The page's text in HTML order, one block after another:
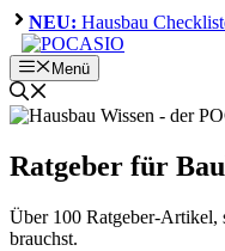
Zum
Inhalt
springen
NEU: Hausbau
Menü
Ratgeber für
Über 100 Ratgeber-Artikel,
brauchst.